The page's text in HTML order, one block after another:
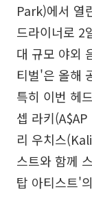
Park)에서 열
드라이너로 2
대 규모 야외
티벌'은 올해
특히 이번 헤
셉 라키
리 우치스
스트와 함께
탑 아티스트'